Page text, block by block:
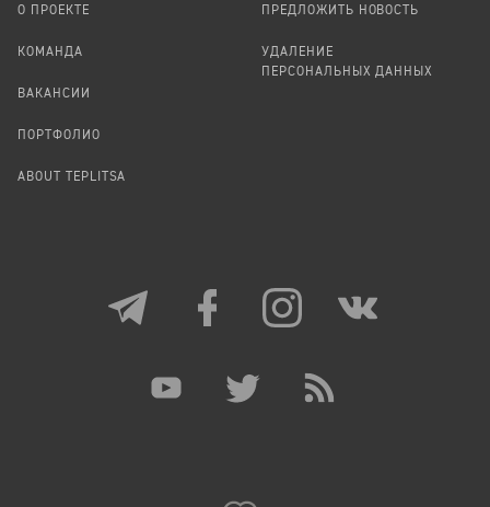
О ПРОЕКТЕ
КОМАНДА
ВАКАНСИИ
ПОРТФОЛИО
ABOUT TEPLITSA
ПРЕДЛОЖИТЬ НОВОСТЬ
УДАЛЕНИЕ
ПЕРСОНАЛЬНЫХ ДАННЫХ